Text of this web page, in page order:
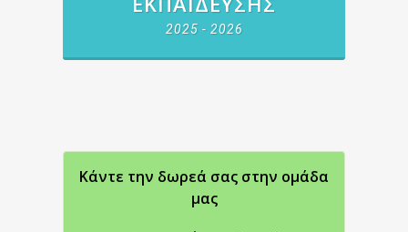
2025 - 2026
Κάντε την δωρεά σας στην oμάδα
μας